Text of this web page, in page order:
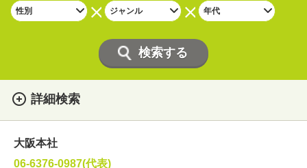
詳細検索
・性別
・ジャンル
大阪本社
06-6376-0987(代表)